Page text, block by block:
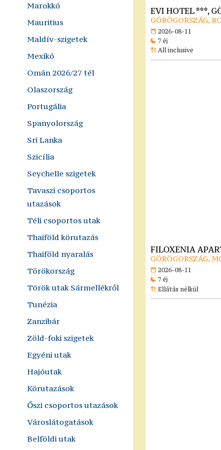
Marokkó
Mauritius
Maldív-szigetek
Mexikó
Omán 2026/27 tél
Olaszország
Portugália
Spanyolország
Sri Lanka
Szicília
Seychelle szigetek
Tavaszi csoportos
utazások
Téli csoportos utak
Thaiföld körutazás
Thaiföld nyaralás
Törökország
Török utak Sármellékről
Tunézia
Zanzibár
Zöld-foki szigetek
Egyéni utak
Hajóutak
Körutazások
Őszi csoportos utazások
Városlátogatások
Belföldi utak
EVI HOTEL ***,
GÖRÖGORSZÁG,
2026-08-11
7 éj
All inclusive
FILOXENIA
GÖRÖGORSZÁG,
2026-08-11
7 éj
Ellátás nélkül